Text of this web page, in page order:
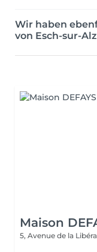
Wir haben
von Esch-sur-
Maison
5, Avenue de la